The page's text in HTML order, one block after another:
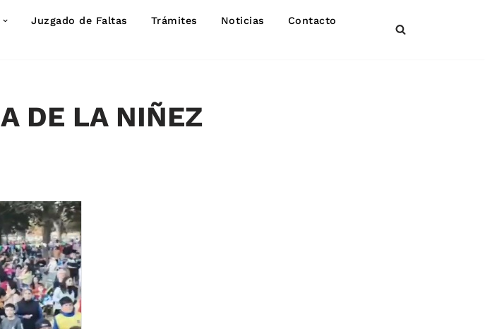
Juzgado de Faltas Trámites Noticias
Contacto
DE LA NIÑEZ